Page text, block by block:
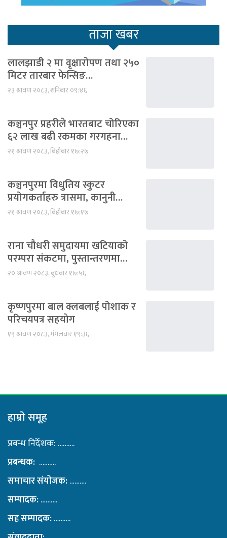
ताजा खबर
लालझाडी २ मा वृक्षारोपण तथा २५०
मिटर तारबार फेन्सिङ…
२३ श्रावण २०८३, शनिबार ०९:४६
कञ्चनपुर प्रहरीले भारतबाट चोरिएका
६२ लाख बढी रकमका गरगहना…
२१ श्रावण २०८३, बिहीबार १७:२७
कञ्चनपुरमा विधुतिय स्कुटर
प्रयोगकर्ताहरु त्रासमा, कानुनी…
२१ श्रावण २०८३, बिहीबार १७:१७
राना चौधरी समुदायमा खटियाको
परम्परा संकटमा, पुस्तान्तरणमा…
२० श्रावण २०८३, बुधबार १७:५६
कृष्णपुरमा बाल क्लबलाई पोशाक र
परिचयपत्र सहयोग
१९ श्रावण २०८३, मंगलवार १९:३६
हाम्राे समूह
प्रबन्ध निर्देशक: ……….
प्रबन्धक: ……….
समाचार संयोजक:……….
सम्पादक:……….
सह सम्पादक:……….